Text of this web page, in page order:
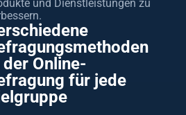
und Dienstleistungen zu
der Online-
für jede